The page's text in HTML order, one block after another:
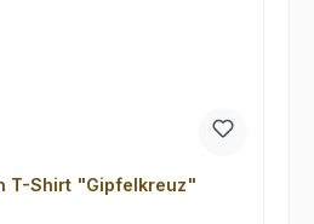
T-Shirt "Gipfelkreuz"